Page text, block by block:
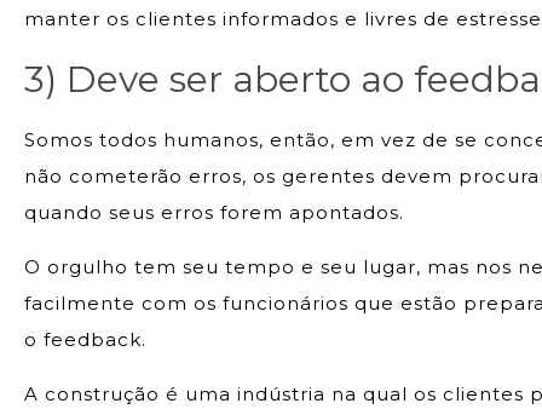
manter os clientes informados e livres de
3) Deve ser aberto ao
Somos todos humanos, então, em vez de se
não cometerão erros, os gerentes devem
quando seus erros forem apontados.
O orgulho tem seu tempo e seu lugar, mas nos
facilmente com os funcionários que estão
o feedback.
A construção é uma indústria na qual os clientes